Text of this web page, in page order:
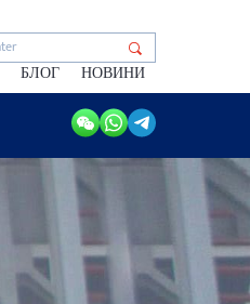
БЛОГ
НОВИНИ